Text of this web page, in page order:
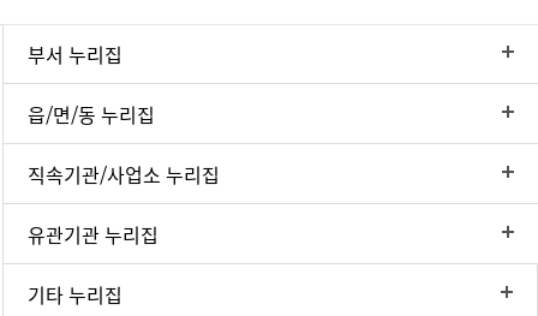
부서 누리집
읍/면/동 누리집
직속기관/사업소 누리집
유관기관 누리집
기타 누리집